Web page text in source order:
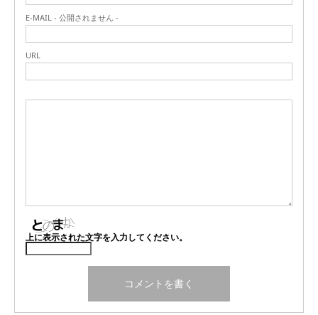
E-MAIL - 公開されません -
URL
上に表示された文字を入力してください。